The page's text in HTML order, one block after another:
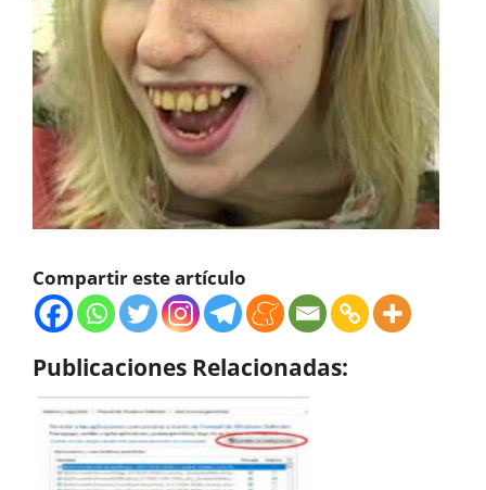
Compartir este artículo
Publicaciones Relacionadas: